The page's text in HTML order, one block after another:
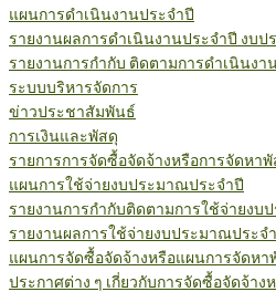
แผนการดำเนินงานประจำปี
รายงานผลการดำเนินงานประจำปี งบป
รายงานการกำกับ ติดตามการดำเนินงา
ระบบบริหารจัดการ
ข่าวประชาสัมพันธ์
การเงินและพัสดุ
รายการการจัดซื้อจัดจ้างหรือการจัดหา
แผนการใช้จ่ายงบประมาณประจำปี
รายงานการกำกับติดตามการใช้จ่ายงบ
รายงานผลการใช้จ่ายงบประมาณประจ
แผนการจัดซื้อจัดจ้างหรือแผนการจัดหา
ประกาศต่าง ๆ เกี่ยวกับการจัดซื้อจัดจ้าง